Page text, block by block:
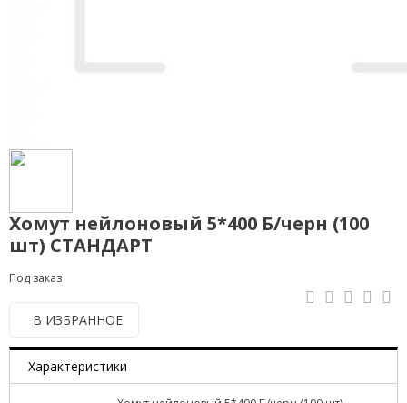
Хомут нейлоновый 5*400 Б/черн (100
шт) СТАНДАРТ
Под заказ
В ИЗБРАННОЕ
Характеристики